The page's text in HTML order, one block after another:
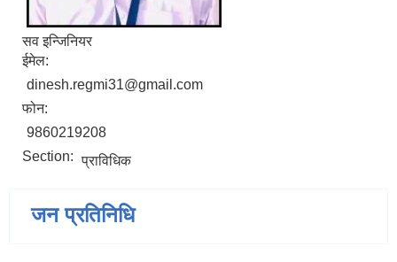
सव इन्जिनियर
ईमेल:
dinesh.regmi31@gmail.com
फोन:
9860219208
Section: प्राविधिक
जन प्रतिनिधि